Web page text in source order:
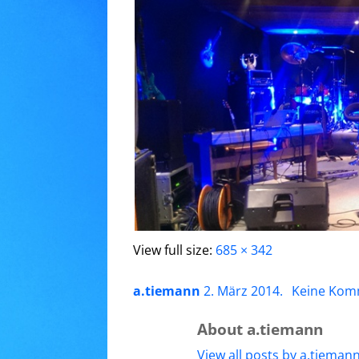
View full size: 685 × 342
a.tiemann 2. März 2014. Keine
About a.tiemann
View all posts by a.tiemann